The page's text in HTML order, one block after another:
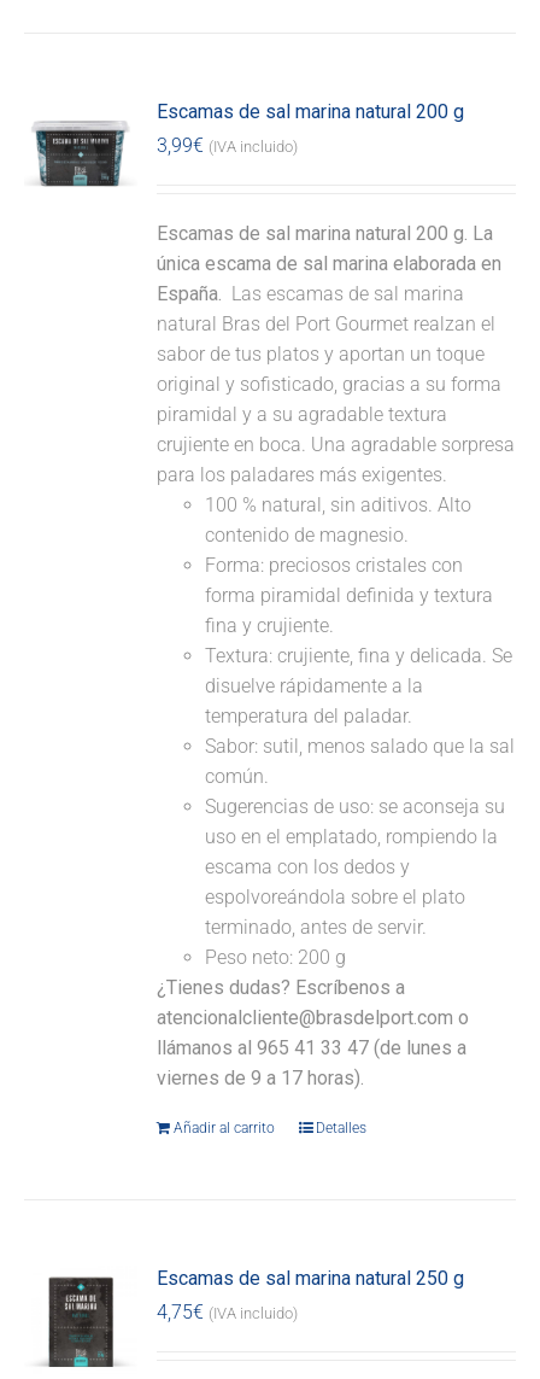
Escamas de sal marina natural 200 g
3,99€ (IVA incluido)
Escamas de sal marina natural 200 g. La
única escama de sal marina elaborada en
España. Las escamas de sal marina
natural Bras del Port Gourmet realzan el
sabor de tus platos y aportan un toque
original y sofisticado, gracias a su forma
piramidal y a su agradable textura
crujiente en boca. Una agradable sorpresa
para los paladares más exigentes.
100 % natural, sin aditivos. Alto
contenido de magnesio.
Forma: preciosos cristales con
forma piramidal definida y textura
fina y crujiente.
Textura: crujiente, fina y delicada. Se
disuelve rápidamente a la
temperatura del paladar.
Sabor: sutil, menos salado que la sal
común.
Sugerencias de uso: se aconseja su
uso en el emplatado, rompiendo la
escama con los dedos y
espolvoreándola sobre el plato
terminado, antes de servir.
Peso neto: 200 g
¿Tienes dudas? Escríbenos a
atencionalcliente@brasdelport.com o
llámanos al 965 41 33 47 (de lunes a
viernes de 9 a 17 horas).
Añadir al carrito Detalles
Escamas de sal marina natural 250 g
4,75€ (IVA incluido)